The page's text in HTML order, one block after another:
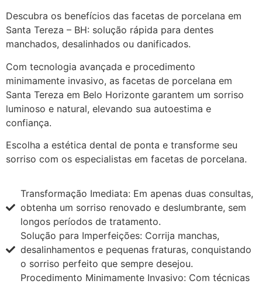
Descubra os benefícios das facetas de porcelana em
Santa Tereza – BH: solução rápida para dentes
manchados, desalinhados ou danificados.
Com tecnologia avançada e procedimento
minimamente invasivo, as facetas de porcelana em
Santa Tereza em Belo Horizonte garantem um sorriso
luminoso e natural, elevando sua autoestima e
confiança.
Escolha a estética dental de ponta e transforme seu
sorriso com os especialistas em facetas de porcelana.
Transformação Imediata: Em apenas duas consultas,
obtenha um sorriso renovado e deslumbrante, sem
longos períodos de tratamento.
Solução para Imperfeições: Corrija manchas,
desalinhamentos e pequenas fraturas, conquistando
o sorriso perfeito que sempre desejou.
Procedimento Minimamente Invasivo: Com técnicas